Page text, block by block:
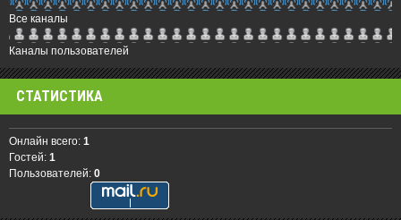
Все каналы
Каналы пользователей
СТАТИСТИКА
Онлайн всего: 1
Гостей: 1
Пользователей: 0